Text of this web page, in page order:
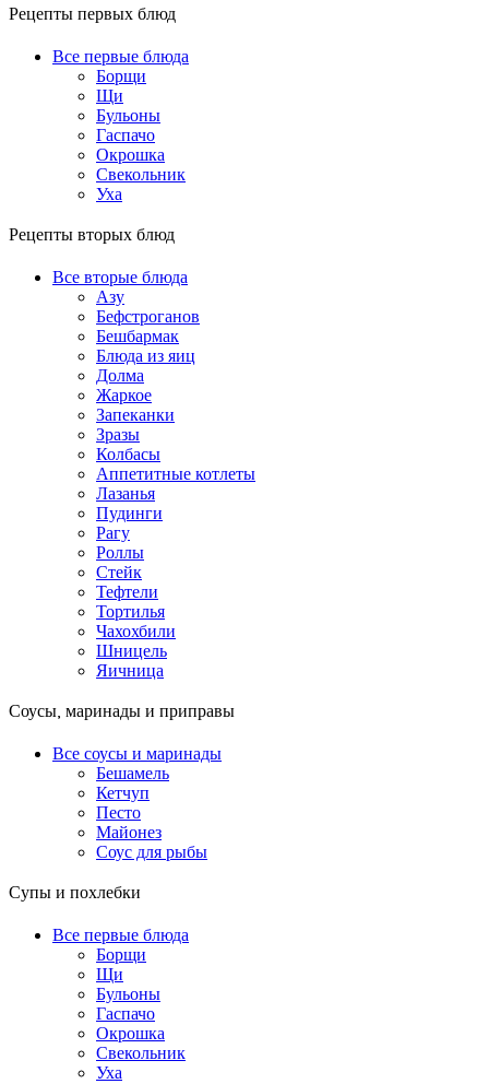
Рецепты первых блюд
Все первые блюда
Борщи
Щи
Бульоны
Гаспачо
Окрошка
Свекольник
Уха
Рецепты вторых блюд
Все вторые блюда
Азу
Бефстроганов
Бешбармак
Блюда из яиц
Долма
Жаркое
Запеканки
Зразы
Колбасы
Аппетитные котлеты
Лазанья
Пудинги
Рагу
Роллы
Стейк
Тефтели
Тортилья
Чахохбили
Шницель
Яичница
Соусы, маринады и приправы
Все соусы и маринады
Бешамель
Кетчуп
Песто
Майонез
Соус для рыбы
Супы и похлебки
Все первые блюда
Борщи
Щи
Бульоны
Гаспачо
Окрошка
Свекольник
Уха